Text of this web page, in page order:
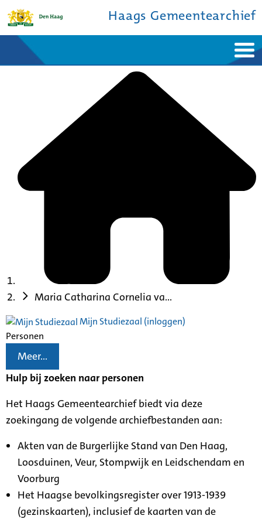
Haags Gemeentearchief
Bronnen en collecties
Maria Catharina Cornelia va...
Mijn Studiezaal (inloggen)
Personen
Meer...
Hulp bij zoeken naar personen
Het Haags Gemeentearchief biedt via deze
zoekingang de volgende archiefbestanden aan:
Akten van de Burgerlijke Stand van Den Haag,
Loosduinen, Veur, Stompwijk en Leidschendam en
Voorburg
Het Haagse bevolkingsregister over 1913-1939
(gezinskaarten), inclusief de kaarten van de